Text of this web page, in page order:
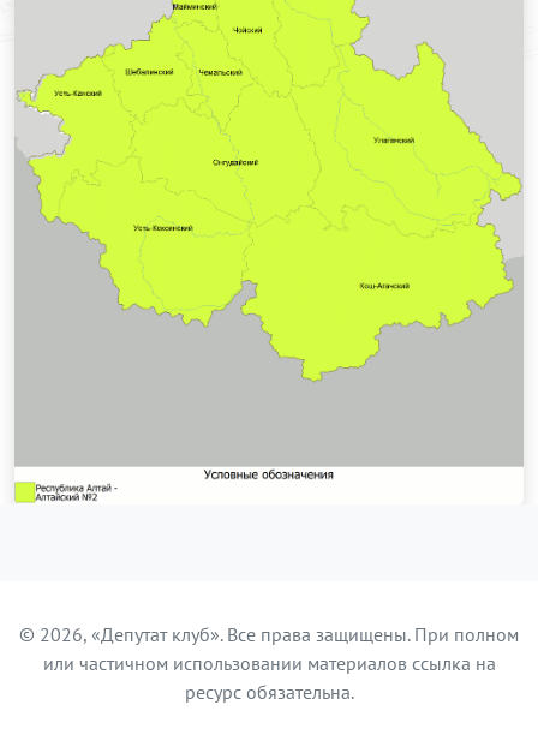
© 2026, «Депутат клуб». Все права защищены. При полном
или частичном использовании материалов ссылка на
ресурс обязательна.